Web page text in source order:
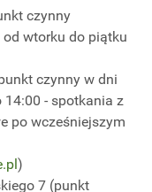
czynny
od wtorku do piątku
czynny w dni
14:00 - spotkania z
po wcześniejszym
)
7 (punkt